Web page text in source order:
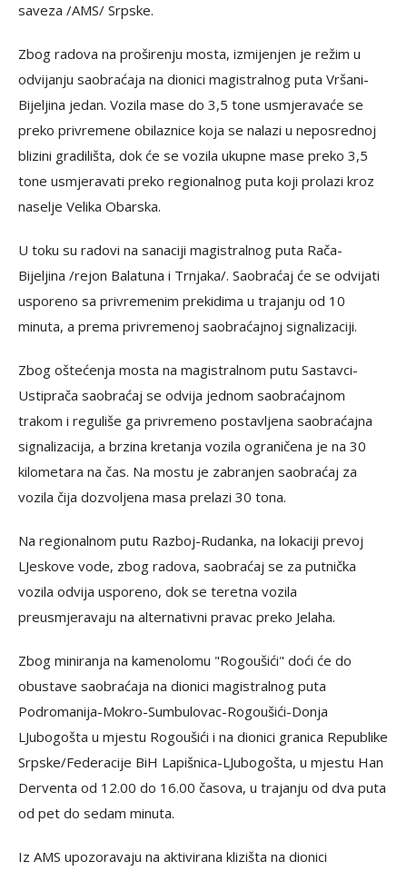
saveza /AMS/ Srpske.
Zbog radova na proširenju mosta, izmijenjen je režim u
odvijanju saobraćaja na dionici magistralnog puta Vršani-
Bijeljina jedan. Vozila mase do 3,5 tone usmjeravaće se
preko privremene obilaznice koja se nalazi u neposrednoj
blizini gradilišta, dok će se vozila ukupne mase preko 3,5
tone usmjeravati preko regionalnog puta koji prolazi kroz
naselje Velika Obarska.
U toku su radovi na sanaciji magistralnog puta Rača-
Bijeljina /rejon Balatuna i Trnjaka/. Saobraćaj će se odvijati
usporeno sa privremenim prekidima u trajanju od 10
minuta, a prema privremenoj saobraćajnoj signalizaciji.
Zbog oštećenja mosta na magistralnom putu Sastavci-
Ustiprača saobraćaj se odvija jednom saobraćajnom
trakom i reguliše ga privremeno postavljena saobraćajna
signalizacija, a brzina kretanja vozila ograničena je na 30
kilometara na čas. Na mostu je zabranjen saobraćaj za
vozila čija dozvoljena masa prelazi 30 tona.
Na regionalnom putu Razboj-Rudanka, na lokaciji prevoj
LJeskove vode, zbog radova, saobraćaj se za putnička
vozila odvija usporeno, dok se teretna vozila
preusmjeravaju na alternativni pravac preko Jelaha.
Zbog miniranja na kamenolomu "Rogoušići" doći će do
obustave saobraćaja na dionici magistralnog puta
Podromanija-Mokro-Sumbulovac-Rogoušići-Donja
LJubogošta u mjestu Rogoušići i na dionici granica Republike
Srpske/Federacije BiH Lapišnica-LJubogošta, u mjestu Han
Derventa od 12.00 do 16.00 časova, u trajanju od dva puta
od pet do sedam minuta.
Iz AMS upozoravaju na aktivirana klizišta na dionici